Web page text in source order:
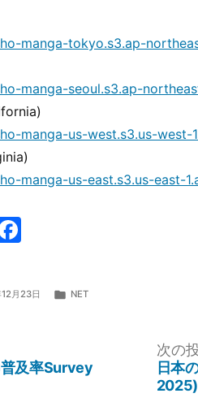
manga-tokyo.s3.ap-
manga-seoul.s3.ap-
manga-us-west.s3.us-west-
manga-us-east.s3.us-east-
月23日
カ
NET
及率Survey
次の
日本
2025)